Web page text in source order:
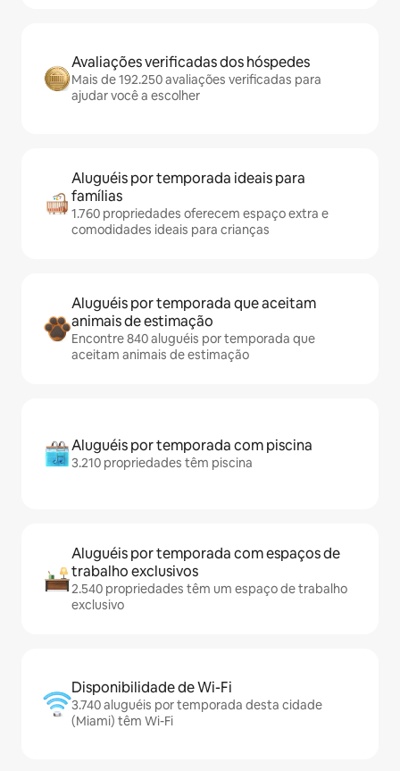
Avaliações verificadas dos hóspedes
Mais de 192.250 avaliações verificadas para
ajudar você a escolher
Aluguéis por temporada ideais para
famílias
1.760 propriedades oferecem espaço extra e
comodidades ideais para crianças
Aluguéis por temporada que aceitam
animais de estimação
Encontre 840 aluguéis por temporada que
aceitam animais de estimação
Aluguéis por temporada com piscina
3.210 propriedades têm piscina
Aluguéis por temporada com espaços de
trabalho exclusivos
2.540 propriedades têm um espaço de trabalho
exclusivo
Disponibilidade de Wi-Fi
3.740 aluguéis por temporada desta cidade
(Miami) têm Wi-Fi